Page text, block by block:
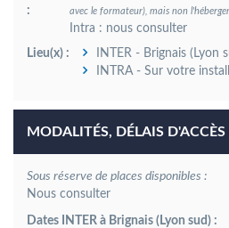
:
avec le formateur), mais non
Intra : nous consulter
Lieu(x) :
INTER - Brignais (Lyon
INTRA - Sur votre
MODALITÉS, DÉLAIS D'ACCÈS
Sous réserve de places disponibles :
Dates INTER à Brignais (Lyon sud) :